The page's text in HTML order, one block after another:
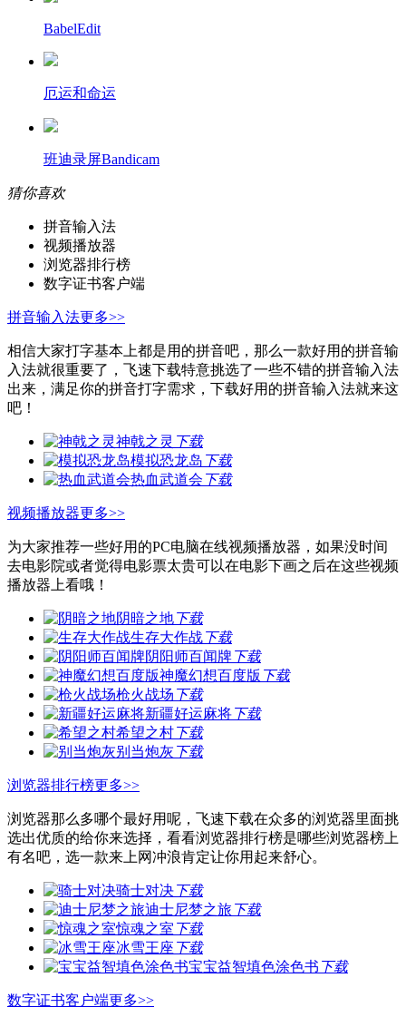
BabelEdit
厄运和命运
班迪录屏Bandicam
猜你喜欢
拼音输入法
视频播放器
浏览器排行榜
数字证书客户端
拼音输入法更多>>
相信大家打字基本上都是用的拼音吧，那么一款好用的拼音输
入法就很重要了，飞速下载特意挑选了一些不错的拼音输入法
出来，满足你的拼音打字需求，下载好用的拼音输入法就来这
吧！
神戟之灵 下载
模拟恐龙岛 下载
热血武道会 下载
视频播放器更多>>
为大家推荐一些好用的PC电脑在线视频播放器，如果没时间
去电影院或者觉得电影票太贵可以在电影下画之后在这些视频
播放器上看哦！
阴暗之地下载
生存大作战下载
阴阳师百闻牌下载
神魔幻想百度版 下载
枪火战场 下载
新疆好运麻将下载
希望之村下载
别当炮灰 下载
浏览器排行榜更多>>
浏览器那么多哪个最好用呢，飞速下载在众多的浏览器里面挑
选出优质的给你来选择，看看浏览器排行榜是哪些浏览器榜上
有名吧，选一款来上网冲浪肯定让你用起来舒心。
骑士对决下载
迪士尼梦之旅 下载
惊魂之室 下载
冰雪王座 下载
宝宝益智填色涂色书 下载
数字证书客户端更多>>